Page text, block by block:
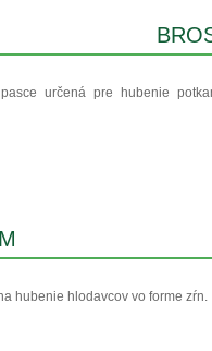
určená pre hubenie
hubenie hlodavcov vo forme zŕn.